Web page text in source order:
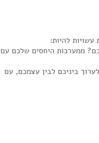
להיות:
ממערכות היחסים שלכם עם
ביניכם לבין עצמכם, עם